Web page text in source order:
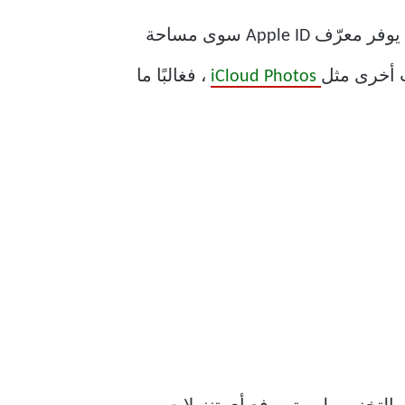
ومع ذلك ، تأتي النسخ الاحتياطية لـ iCloud أيضًا مع مساحة تخزين كبيرة في الجانب السلبي. لا يوفر معرّف Apple ID سوى مساحة
، فغالبًا ما